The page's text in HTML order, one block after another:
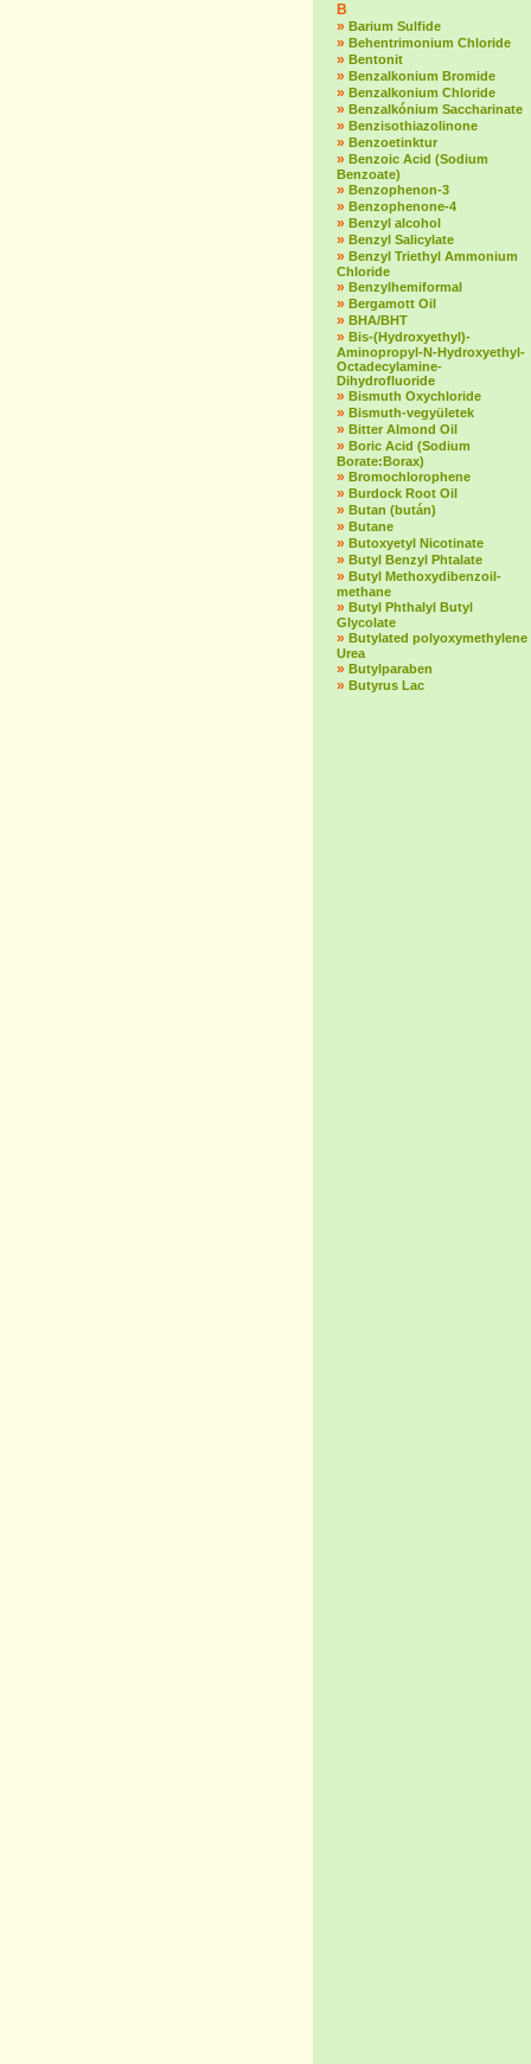
B
» Barium Sulfide
» Behentrimonium Chloride
» Bentonit
» Benzalkonium Bromide
» Benzalkonium Chloride
» Benzalkónium Saccharinate
» Benzisothiazolinone
» Benzoetinktur
» Benzoic Acid (Sodium
Benzoate)
» Benzophenon-3
» Benzophenone-4
» Benzyl alcohol
» Benzyl Salicylate
» Benzyl Triethyl Ammonium
Chloride
» Benzylhemiformal
» Bergamott Oil
» BHA/BHT
» Bis-(Hydroxyethyl)-
Aminopropyl-N-Hydroxyethyl-
Octadecylamine-
Dihydrofluoride
» Bismuth Oxychloride
» Bismuth-vegyületek
» Bitter Almond Oil
» Boric Acid (Sodium
Borate:Borax)
» Bromochlorophene
» Burdock Root Oil
» Butan (bután)
» Butane
» Butoxyetyl Nicotinate
» Butyl Benzyl Phtalate
» Butyl Methoxydibenzoil-
methane
» Butyl Phthalyl Butyl
Glycolate
» Butylated polyoxymethylene
Urea
» Butylparaben
» Butyrus Lac